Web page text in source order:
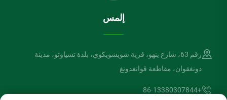
إلمس
رقم 63، شارع ينهو، قرية شويشويكوي، بلدة تشياوتو، مدينة
دونغقوان، مقاطعة قوانغدونغ
+86-13380307844